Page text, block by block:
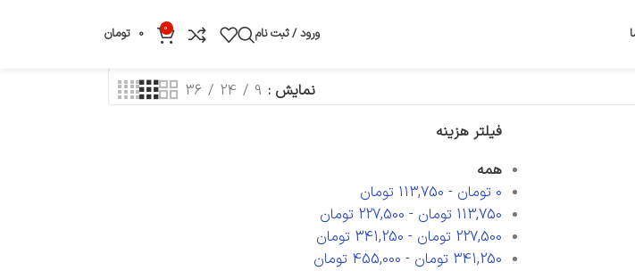
ورود / ثبت نام 0
0 تومان
نمایش 9
24
36
فیلتر هزینه
همه
0 تومان -
113,750 تومان
113,750 تومان -
227,500 تومان
227,500 تومان -
341,250 تومان
341,250 تومان -
455,000 تومان